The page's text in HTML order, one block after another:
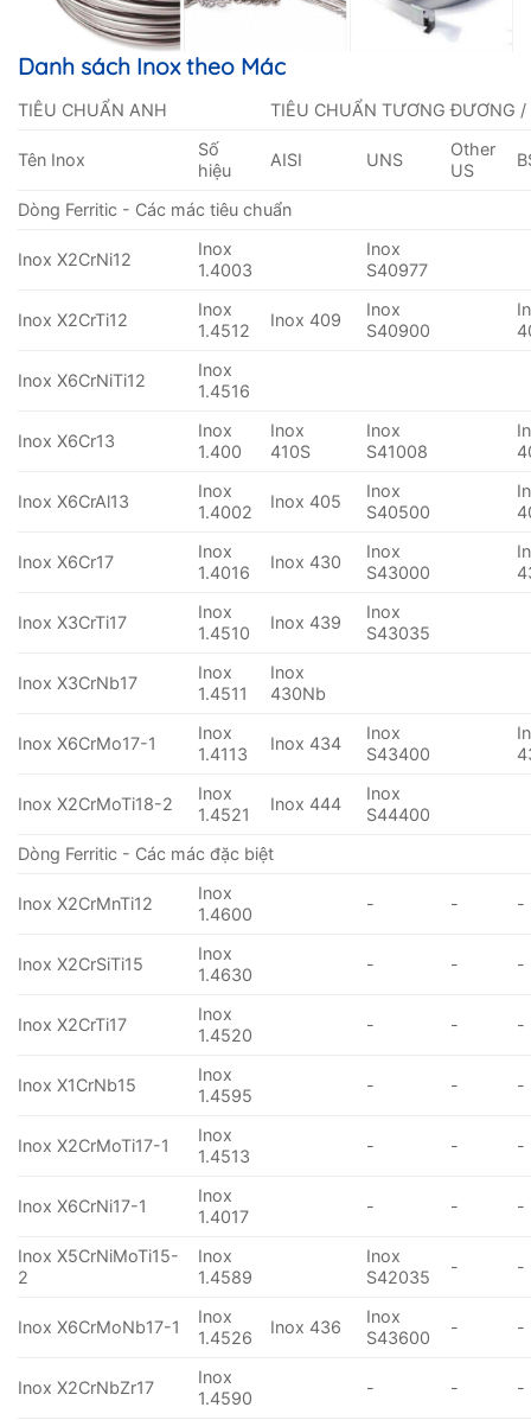
Danh sách Inox theo Mác
TIÊU CHUẨN ANH TIÊU CHUẨN TƯƠNG ĐƯƠNG /
Tên Inox
Số
hiệu
AISI UNS
Other
US
Dòng Ferritic - Các mác tiêu chuẩn
Inox X2CrNi12
Inox
1.4003
Inox
S40977
Inox X2CrTi12
Inox
1.4512
Inox 409
Inox
S40900
Inox X6CrNiTi12
Inox
1.4516
Inox X6Cr13
Inox
1.400
Inox
410S
Inox
S41008
Inox X6CrAl13
Inox
1.4002
Inox 405
Inox
S40500
Inox X6Cr17
Inox
1.4016
Inox 430
Inox
S43000
Inox X3CrTi17
Inox
1.4510
Inox 439
Inox
S43035
Inox X3CrNb17
Inox
1.4511
Inox
430Nb
Inox X6CrMo17-1
Inox
1.4113
Inox 434
Inox
S43400
Inox X2CrMoTi18-2
Inox
1.4521
Inox 444
Inox
S44400
Dòng Ferritic - Các mác đặc biệt
Inox X2CrMnTi12
Inox
1.4600
- - -
Inox X2CrSiTi15
Inox
1.4630
- - -
Inox X2CrTi17
Inox
1.4520
- - -
Inox X1CrNb15
Inox
1.4595
- - -
Inox X2CrMoTi17-1
Inox
1.4513
- - -
Inox X6CrNi17-1
Inox
1.4017
- - -
Inox X5CrNiMoTi15-
2
Inox
1.4589
Inox
S42035
- -
Inox X6CrMoNb17-1
Inox
1.4526
Inox 436
Inox
S43600
- -
Inox X2CrNbZr17
Inox
1.4590
- - -